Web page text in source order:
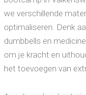
we verschillende
optimaliseren. Denk
dumbbells en
om je kracht en
het toevoegen van